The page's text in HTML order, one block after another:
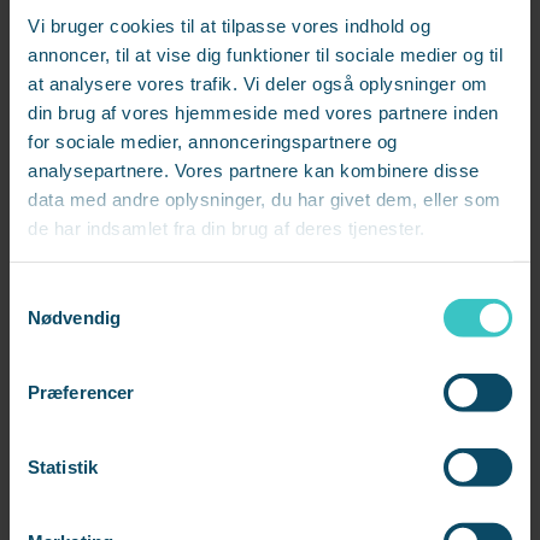
Vi bruger cookies til at tilpasse vores indhold og
annoncer, til at vise dig funktioner til sociale medier og til
at analysere vores trafik. Vi deler også oplysninger om
din brug af vores hjemmeside med vores partnere inden
for sociale medier, annonceringspartnere og
analysepartnere. Vores partnere kan kombinere disse
data med andre oplysninger, du har givet dem, eller som
de har indsamlet fra din brug af deres tjenester.
Nødvendig
Præferencer
Statistik
Man trækker sig fra samarbejde eller bliver
mere irritabel.
Initiativet falder, og kvaliteten begynder at
skride.
Når teamet taler åbent om disse tegn, bliver det
lettere at reagere i tide, også kollega til kollega.
belastning. Korte belastningsdialoger kan handle om: